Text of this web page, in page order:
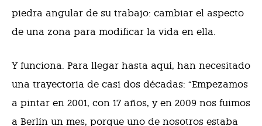
piedra angular de su trabajo: cambiar el aspecto
de una zona para modificar la vida en ella.
Y funciona. Para llegar hasta aquí, han necesitado
una trayectoria de casi dos décadas: “Empezamos
a pintar en 2001, con 17 años, y en 2009 nos fuimos
a Berlín un mes, porque uno de nosotros estaba